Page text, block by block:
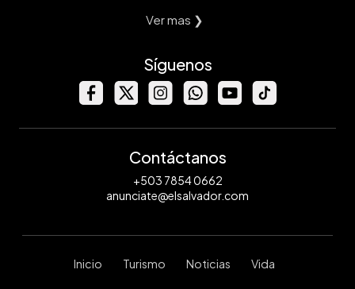
Ver mas ❯
Síguenos
Contáctanos
+503 7854 0662
anunciate@elsalvador.com
Inicio Turismo Noticias Vida